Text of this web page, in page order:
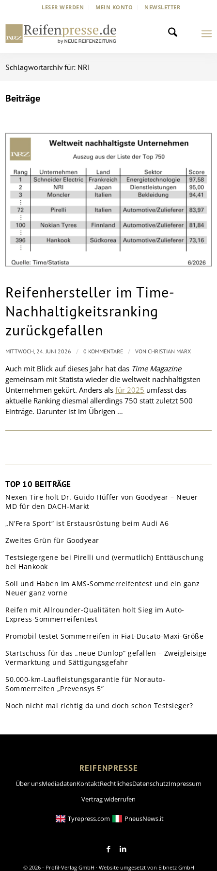
LESER WERDEN MEIN KONTO NEWSLETTER
Schlagwortarchiv für: NRI
Beiträge
Reifenhersteller im Time-
Nachhaltigkeitsranking
zurückgefallen
Auch mit Blick auf dieses Jahr hat das Time Magazine
gemeinsam mit Statista wieder die weltweit nachhaltigsten
Unternehmen gekürt. Anders alsfür 2025 umfasst das
aktuelle Ranking diesmal allerdings 750 statt zuletzt 500
Einträge. Darunter ist im Übrigen …
MITTWOCH, 24. JUNI 2026 / 0 KOMMENTARE / VONCHRISTIAN MARX
TOP 10 BEITRÄGE
Nexen Tire holt Dr. Guido Hüffer von Goodyear – Neuer
MD für den DACH-Markt
„N’Fera Sport“ ist Erstausrüstung beim Audi A6
Zweites Grün für Goodyear
Testsiegergene bei Pirelli und (vermutlich) Enttäuschung
bei Hankook
Soll und Haben im AMS-Sommerreifentest und ein ganz
Neuer ganz vorne
Reifen mit Allrounder-Qualitäten holt Sieg im Auto-
Express-Sommerreifentest
Promobil testet Sommerreifen in Fiat-Ducato-Maxi-Größe
Startschuss für das „neue Dunlop“ gefallen – Zweigleisige
Vermarktung und Sättigungsgefahr
50.000-km-Laufleistungsgarantie für Norauto-
Sommerreifen „Prevensys 5”
Noch nicht mal richtig da und doch schon Testsieger?
REIFENPRESSE
Über unsMediadatenKontaktRechtlichesDatenschutzImpressum
Vertrag widerrufen
Tyrepress.com PneusNews.it
© 2026 - Profil-Verlag GmbH · Website umgesetzt von Elbnetz GmbH